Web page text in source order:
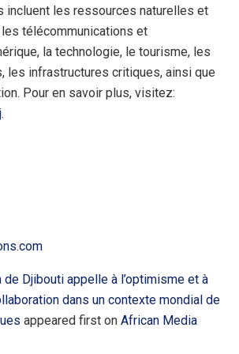
incluent les ressources naturelles et
les télécommunications et
la technologie, le tourisme, les
les infrastructures critiques, ainsi que
Pour en savoir plus, visitez:
.
de Djibouti appelle à l’optimisme et à
dans un contexte mondial de
appeared first on African Media